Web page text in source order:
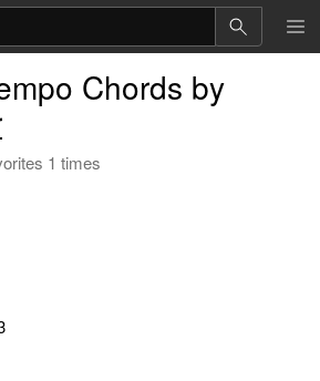
Chords by
1 times